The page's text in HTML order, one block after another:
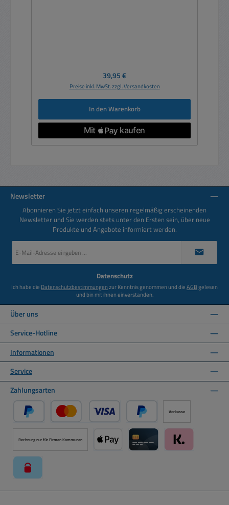
Regulärer Preis:
39,95 €
Preise inkl. MwSt. zzgl. Versandkosten
In den Warenkorb
Newsletter
Abonnieren Sie jetzt einfach unseren regelmäßig erscheinenden
Newsletter und Sie werden stets unter den Ersten sein, über neue
Produkte und Angebote informiert werden.
Mail-
Datenschutz
Ich habe die Datenschutzbestimmungenzur Kenntnis genommen und dieAGBgelesen
und bin mit ihnen einverstanden.
Über uns
Service-Hotline
Informationen
Service
Zahlungsarten
PayPal Kredit- oder Debitkarte über PayPal
Später Bezahlen über PayPal
Vorkasse
Rechnung nur für Firmen Kommunen